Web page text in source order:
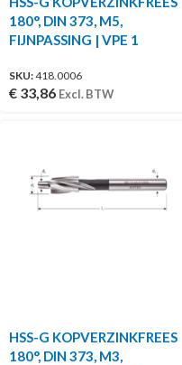
180°, DIN 373, M5,
FIJNPASSING | VPE 1
SKU:418.0006
€ 33,86 Excl. BTW
HSS-G KOPVERZINKFREES
180°, DIN 373, M3,